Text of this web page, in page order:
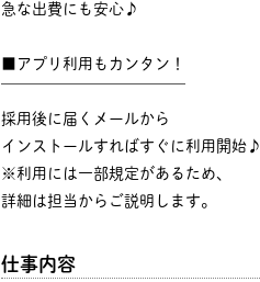
急な出費にも安心♪
■アプリ利用もカンタン！
採用後に届くメールから
インストールすればすぐに利用開始♪
※利用には一部規定があるため、
詳細は担当からご説明します。
仕事内容